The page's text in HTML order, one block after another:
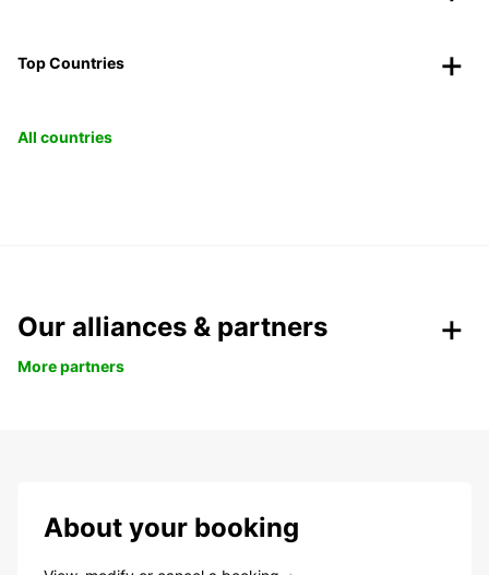
Top Countries
All countries
Our alliances & partners
More partners
About your booking